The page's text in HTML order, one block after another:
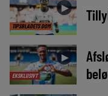
TIPSBLADETS DOM
►
EKSKLUSIVT
►